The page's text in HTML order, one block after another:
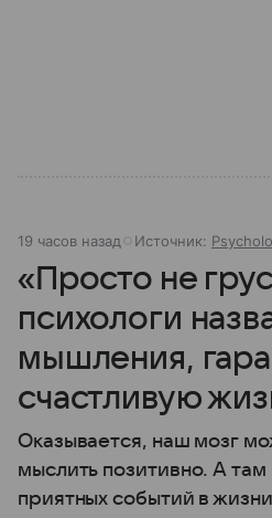
19 часов назад Источник:
«Просто не
психологи
мышления,
счастливую
Оказывается, наш мозг
мыслить позитивно. А
приятных событий в